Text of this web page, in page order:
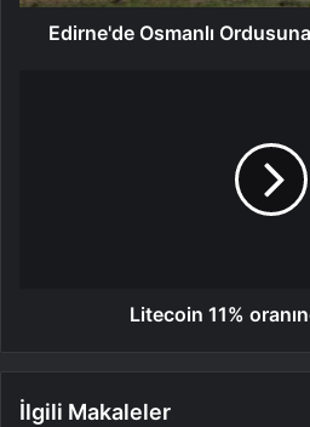
Edirne'de Osmanlı
Litecoin 11%
İlgili Makaleler